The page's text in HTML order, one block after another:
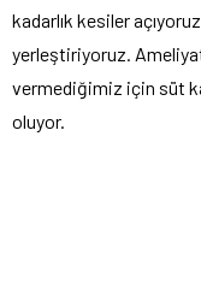
kadarlık kesiler
yerleştiriyoruz.
vermediğimiz için süt
oluyor.